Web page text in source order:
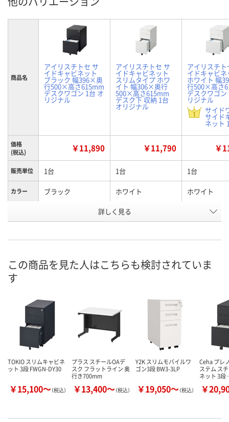
商品名
アイリスチトセ サ
イドキャビネット
ブラック 幅396×奥
行500×高さ615mm
デスクワゴン 1台 オ
リジナル
アイリスチトセ サ
イドキャビネット
スリムタイプ ホワ
イト 幅306×奥行
500×高さ615mm
デスク下 収納 1台
オリジナル
アイリスチト
イドキャビネ
ホワイト 幅
行500×高さ
デスクワゴン
リジナル
サイド
サイド
ネット
価格
(税込)
￥11,890 ￥11,790 ￥
販売単位 1台 1台 1台
カラー ブラック ホワイト ホワイト
幅306mm 幅396mm
号
お届け日
数量
カゴへ カゴへ カ
詳しく見る
この商品を見た人はこちらも検討されていま
す
TOKIO スリムキャビネ
ット 3段 FWGN-DY30
￥15,100～（税込）
プラス スチールOAデ
スク フラットライン 奥
行き700mm
￥13,400～（税込）
Y2K スリムモバイルワ
ゴン3段 BW3-3LP
￥19,050～（税込）
Ceha プレ
ステム ス
ネット 3
￥